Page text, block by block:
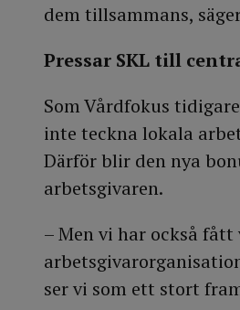
dem tillsammans,
Pressar SKL till
Som Vårdfokus
inte teckna lokala
Därför blir den nya
arbetsgivaren.
– Men vi har också
ser vi som ett stort